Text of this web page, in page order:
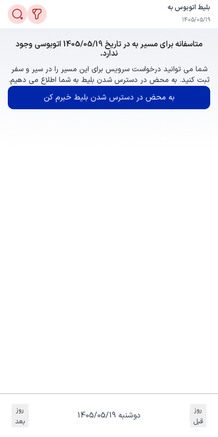
بلیط اتوبوس به
1405/05/19
متاسفانه برای مسیر به در تاریخ 1405/05/19 اتوبوسی وجود
ندارد.
شما می توانید درخواست سرویس برای این مسیر را در سیر و سفر
ثبت کنید. به محض در دسترس شدن بلیط به شما اطلاع می دهیم.
به محض در دسترس شدن بلیط خبرم کن
روز
قبل
دوشنبه 1405/05/19
روز
بعد